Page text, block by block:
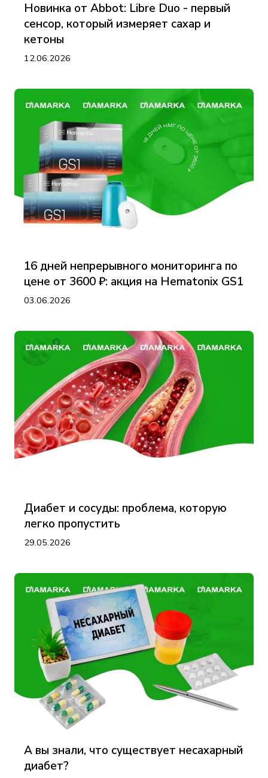
Новинка от Abbot: Libre Duo - первый
сенсор, который измеряет сахар и
кетоны
12.06.2026
16 дней непрерывного мониторинга по
цене от 3600 ₽: акция на Hematonix GS1
03.06.2026
Диабет и сосуды: проблема, которую
легко пропустить
29.05.2026
А вы знали, что существует несахарный
диабет?